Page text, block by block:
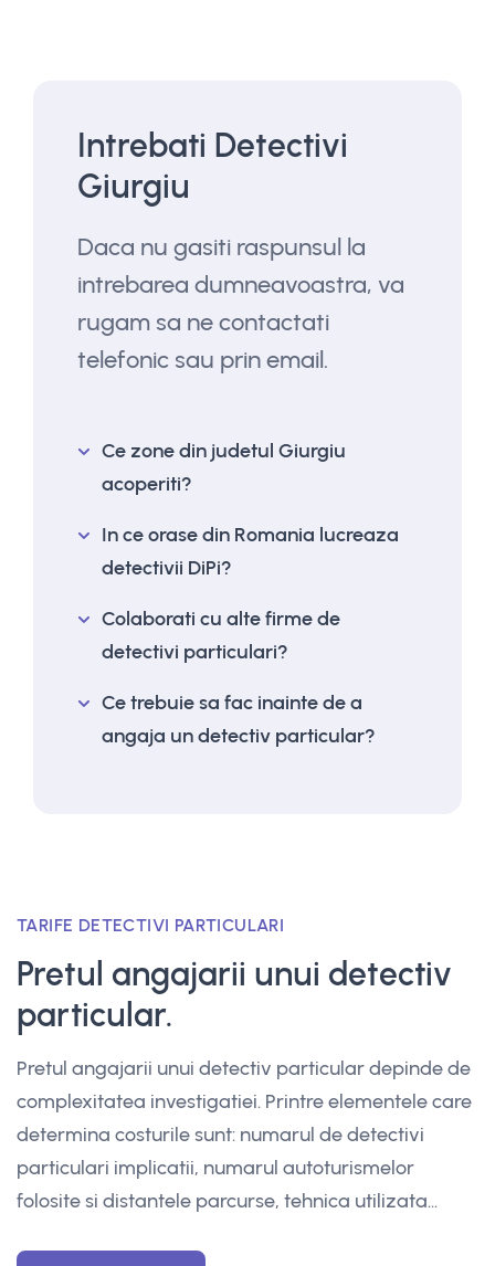
Intrebati Detectivi
Giurgiu
Daca nu gasiti raspunsul la
intrebarea dumneavoastra, va
rugam sa ne contactati
telefonic sau prin email.
Ce zone din judetul Giurgiu
acoperiti?
In ce orase din Romania lucreaza
detectivii DiPi?
Colaborati cu alte firme de
detectivi particulari?
Ce trebuie sa fac inainte de a
angaja un detectiv particular?
TARIFE DETECTIVI PARTICULARI
Pretul angajarii unui detectiv
particular.
Pretul angajarii unui detectiv particular depinde de
complexitatea investigatiei. Printre elementele care
determina costurile sunt: numarul de detectivi
particulari implicatii, numarul autoturismelor
folosite si distantele parcurse, tehnica utilizata...